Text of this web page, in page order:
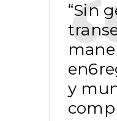
“Sin
y